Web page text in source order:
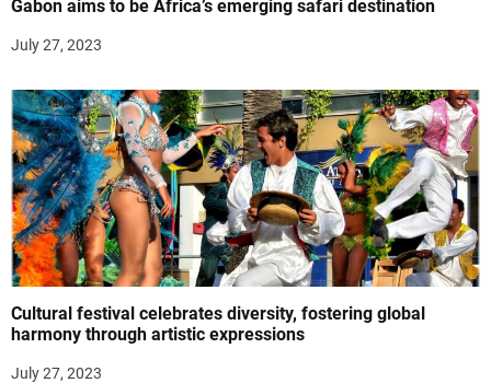
Gabon aims to be Africa’s emerging safari destination
July 27, 2023
Cultural festival celebrates diversity, fostering global
harmony through artistic expressions
July 27, 2023